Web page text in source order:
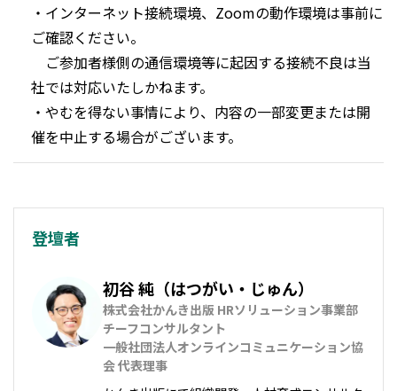
・インターネット接続環境、Zoomの動作環境は事前に
ご確認ください。
ご参加者様側の通信環境等に起因する接続不良は当
社では対応いたしかねます。
・やむを得ない事情により、内容の一部変更または開
催を中止する場合がございます。
登壇者
初谷 純（はつがい・じゅん）
株式会社かんき出版 HRソリューション事業部
チーフコンサルタント
一般社団法人オンラインコミュニケーション協
会 代表理事